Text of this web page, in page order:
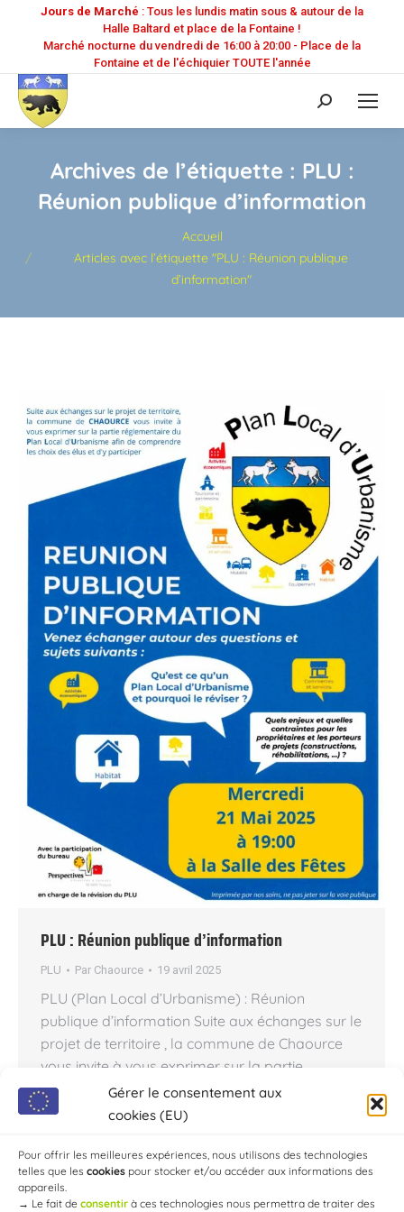
Gérer le consentement aux
cookies (EU)
Pour offrir les meilleures expériences, nous utilisons des technologies
telles que les cookies pour stocker et/ou accéder aux informations des
appareils.
→ Le fait de consentir à ces technologies nous permettra de traiter des
Jours de Marché : Tous les lundis matin sous & autour de la
Halle Baltard et place de la Fontaine !
Marché nocturne du vendredi de 16:00 à 20:00 - Place de la
Fontaine et de l'échiquier TOUTE l'année
Recherche
:
Archives de l’étiquette : PLU :
Réunion publique d’information
Accueil
Articles avec l’étiquette "PLU : Réunion publique
d’information"
PLU : Réunion publique d’information
PLU Par Chaource 19 avril 2025
PLU (Plan Local d’Urbanisme) : Réunion
publique d’information Suite aux échanges sur le
projet de territoire , la commune de Chaource
vous invite à vous exprimer sur la partie
réglementaire du Plan Local d’Urbanisme afin
de comprendre les choix des élus et d’y
et sujets suivants : => Quelles…